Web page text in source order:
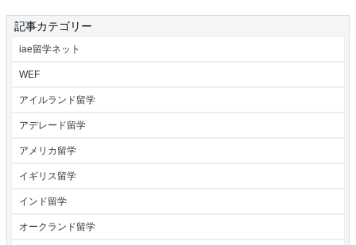
記事カテゴリー
iae留学ネット
WEF
アイルランド留学
アデレード留学
アメリカ留学
イギリス留学
インド留学
オークランド留学